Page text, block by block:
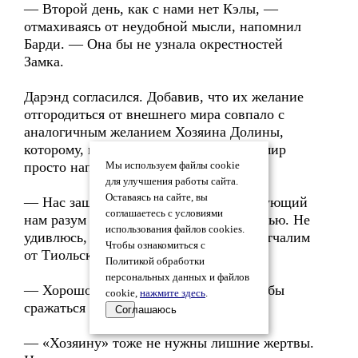
— Второй день, как с нами нет Кэлы, —
отмахиваясь от неудобной мысли, напомнил
Барди. — Она бы не узнала окрестностей
Замка.
Дарэнд согласился. Добавив, что их желание
отгородиться от внешнего мира совпало с
аналогичным желанием Хозяина Долины,
которому, по большому счету, на этот мир
просто наплевать.
— Нас защищают, Барди. Симпатизирующий
нам разум озабочен нашей безопасностью. Не
удивлюсь, что уже завтра мы вообще отчалим
от Тиольских гор.
— Хорошо бы, тогда нам не пришлось бы
сражаться с армией Керга.
— «Хозяину» тоже не нужны лишние жертвы.
Мы используем файлы cookie
для улучшения работы сайта.
Оставаясь на сайте, вы
соглашаетесь с условиями
использования файлов cookies.
Чтобы ознакомиться с
Политикой обработки
персональных данных и файлов
cookie, нажмите здесь.
Соглашаюсь